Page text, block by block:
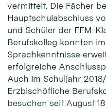
vermittelt. Die Fächer
Hauptschulabschluss
und Schüler der FFM-
Berufskolleg konnten
Sprachkenntnisse
erfolgreiche
Auch im Schuljahr
Erzbischöfliche
besuchen seit August